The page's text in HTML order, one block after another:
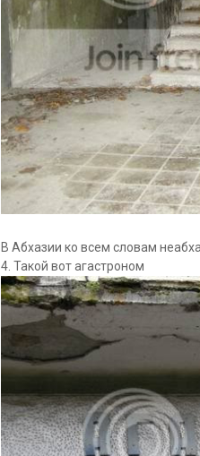
В Абхазии ко всем словам
4. Такой вот агастроном